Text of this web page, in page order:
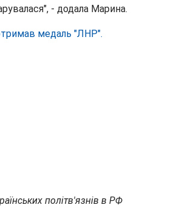
- додала Марина.
медаль "ЛНР".
політв'язнів в РФ